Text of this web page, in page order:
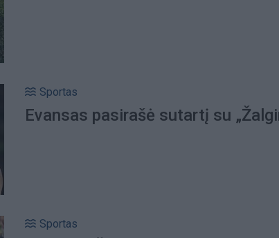
Sportas
Evansas pasirašė sutartį su
Sportas